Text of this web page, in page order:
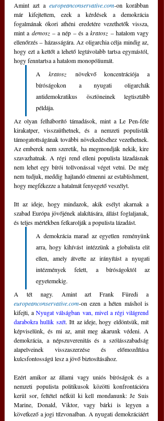
Amint azt a europeanconservative.com-on korábban
már kifejtettem, ezek a kérdések a demokrácia
fogalmának ókori athéni eredetére vezethetők vissza,
mint a demosz – a nép – és a kratosz – hatalom vagy
ellenőrzés – házasságára. Az oligarchia célja mindig az,
hogy ezt a kettőt a lehető legtávolabb tartsa egymástól,
hogy fenntartsa a hatalom monopóliumát.
A kratosz növekvő koncentrációja a
bíróságokon a nyugati oligarchák
antidemokratikus ösztöneinek legtisztább
példája.
Az olyan felháborító támadások, mint a Le Pen-féle
kirakatper, visszaüthetnek, és a nemzeti populisták
támogatottságának további növekedéséhez vezethetnek.
Az emberek nem szeretik, ha megmondják nekik, kire
szavazhatnak. A régi rend elleni populista lázadásnak
nem lehet egy bírói tollvonással véget vetni. De még
nem tudjuk, meddig hajlandó elmenni az establishment,
hogy megfékezze a hatalmát fenyegető veszélyt.
Itt az ideje, hogy mindazok, akik esélyt akarnak a
szabad Európa jövőjének alakítására, állást foglaljanak,
és teljes mértékben felkarolják a populista lázadást.
A demokrácia marad az egyetlen reményünk
arra, hogy kihívást intézzünk a globalista elit
ellen, amely átvette az irányítást a nyugati
intézmények felett, a bíróságoktól az
egyetemekig.
europeanconservative.com-on ezen a héten máshol is
kifejti, a Nyugat válságban van, mivel a régi világrend
darabokra hullik szét. Itt az ideje, hogy eldöntsük, mit
képviselünk, és mi az, amit meg akarunk védeni. A
demokrácia, a népszuverenitás és a szólásszabadság
alapelveinek visszaszerzése és előmozdítása
kulcsfontosságú lesz a jövő biztosításához.
Ezért amikor az állami vagy uniós bíróságok és a
nemzeti populista politikusok közötti konfrontációra
kerül sor, feltétel nélkül ki kell mondanunk: Je Suis
Marine, Donald, Viktor, vagy bárki is legyen a
következő a jogi tűzvonalban. A nyugati demokráciáért